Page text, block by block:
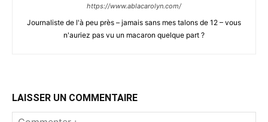
https://www.ablacarolyn.com/
Journaliste de l'à peu près – jamais sans mes talons de 12 – vous
n'auriez pas vu un macaron quelque part ?
LAISSER UN COMMENTAIRE